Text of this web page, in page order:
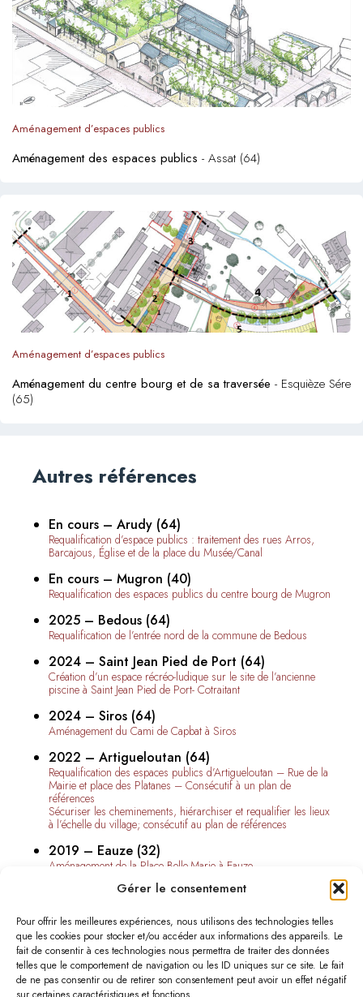
Gérer le consentement
Pour offrir les meilleures expériences, nous utilisons des technologies telles
que les cookies pour stocker et/ou accéder aux informations des appareils. Le
fait de consentir à ces technologies nous permettra de traiter des données
telles que le comportement de navigation ou les ID uniques sur ce site. Le fait
de ne pas consentir ou de retirer son consentement peut avoir un effet négatif
Aménagement d’espaces publics
Aménagement des espaces publics - Assat (64)
Aménagement d’espaces publics
Aménagement du centre bourg et de sa traversée - Esquièze Sére
(65)
Autres références
En cours – Arudy (64)
Requalification d’espace publics : traitement des rues Arros,
Barcajous, Église et de la place du Musée/Canal
En cours – Mugron (40)
Requalification des espaces publics du centre bourg de Mugron
2025 – Bedous (64)
Requalification de l’entrée nord de la commune de Bedous
2024 – Saint Jean Pied de Port (64)
Création d’un espace récréo-ludique sur le site de l’ancienne
piscine à Saint Jean Pied de Port- Cotraitant
2024 – Siros (64)
Aménagement du Cami de Capbat à Siros
2022 – Artigueloutan (64)
Requalification des espaces publics d’Artigueloutan – Rue de la
Mairie et place des Platanes – Consécutif à un plan de
références
Sécuriser les cheminements, hiérarchiser et requalifier les lieux
à l’échelle du village; consécutif au plan de références
2019 – Eauze (32)
Aménagement de la Place Belle-Marie à Eauze
Un projet d’aménagement en lien avec la construction d’une
maison médicale (Réal At. Lavigne)
2018 – Lalonquette (64)
Aménagement du site de la villa Gallo-Romaine de Lalonquette